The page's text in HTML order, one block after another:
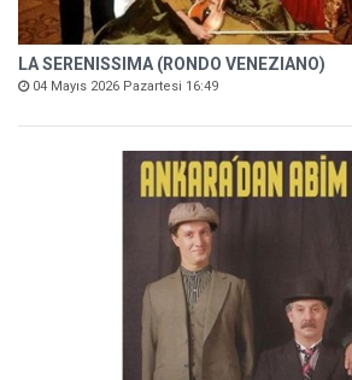
LA SERENISSIMA (RONDO VENEZIANO)
04 Mayıs 2026 Pazartesi 16:49